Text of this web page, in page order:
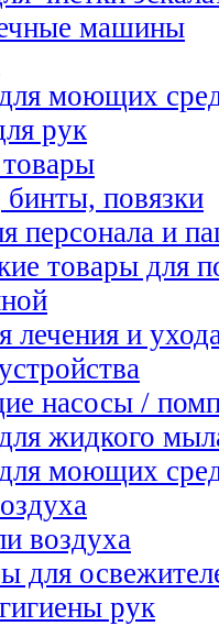
машины
моющих
рук
повязки
персонала и
товары для
лечения и
насосы /
жидкого
моющих
воздуха
для
рук